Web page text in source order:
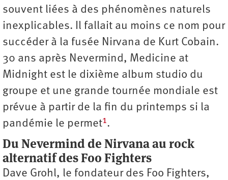
souvent liées à des phénomènes naturels
inexplicables. Il fallait au moins ce nom pour
succéder à la fusée Nirvana de Kurt Cobain.
30 ans après Nevermind, Medicine at
Midnight est le dixième album studio du
groupe et une grande tournée mondiale est
prévue à partir de la fin du printemps si la
pandémie le permet1.
Du Nevermind de Nirvana au rock
alternatif des Foo Fighters
Dave Grohl, le fondateur des Foo Fighters,